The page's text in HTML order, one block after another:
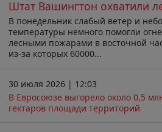
Штат Вашингтон охватили
В понедельник слабый ветер и
температуры немного помогли
лесными пожарами в восточной
из-за которых 60000...
30 июля 2026 | 12:03
В Евросоюзе выгорело около 0,5
гектаров площади территорий